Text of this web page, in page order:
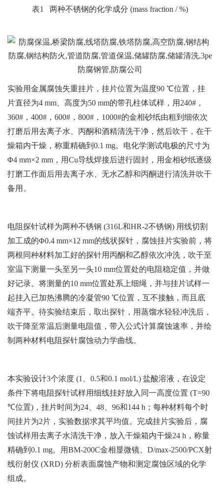
表1 两种不锈钢的化学成分 (mass fraction / %)
实验用金属腐蚀失重挂片，挂片位置为温度90 ℃位置，挂
片直径为4 mm、高度为50 mm的带孔柱体试样，用240#，
360#，400#，600#，800#，1000#的金相砂纸由粗到细依次
打磨后用去离子水、丙酮和酒精清洗干净，然后吹干，在干
燥箱内干燥，称重精确到0.1 mg。电化学测试电极的尺寸为
Φ4 mm×2 mm，用Cu导线焊接后进行固封，用金相砂纸逐级
打磨工作面后用去离子水、无水乙醇和丙酮进行清洗并吹干
备用。
电阻探针试样为两种不锈钢 (316L和HR-2不锈钢) 用线切割
加工成的Φ0.4 mm×12 mm的线状探针，腐蚀挂片实验前，将
两根同种材料加工好的探针用丙酮和乙醇依次冲洗，吹干至
室温下测量一头至另一头10 mm位置处的电阻稳定值，并做
好记录。将测量的10 mm位置处系上细绳，并与挂片试样一
起挂入已加热沸腾的冷凝管90 ℃位置，互不接触，而且底
端齐平。待实验结束后，取出探针，用蒸馏水轻轻冲洗后，
吹干降至常温后测量电阻值，带入公式计算腐蚀速率，并绘
制两种材料电阻探针腐蚀动力学曲线。
本实验设计3个浓度 (1、0.5和0.1 mol/L) 盐酸溶液，在设定
条件下将电阻探针试样用细线挂好放入同一高度位置 (T=90
℃位置)，挂片时间为24、48、96和144 h；每种材料每个时
间挂片为2片，实验数据求其平均值。完成挂片实验后，腐
蚀试样用去离子水清洗干净，放入干燥箱内干燥24 h，称量
精确到0.1 mg。用BM-200C金相显微镜、D/max-2500/PCX射
线衍射仪 (XRD) 分析表面腐蚀产物和测定腐蚀区域的化学
组成。